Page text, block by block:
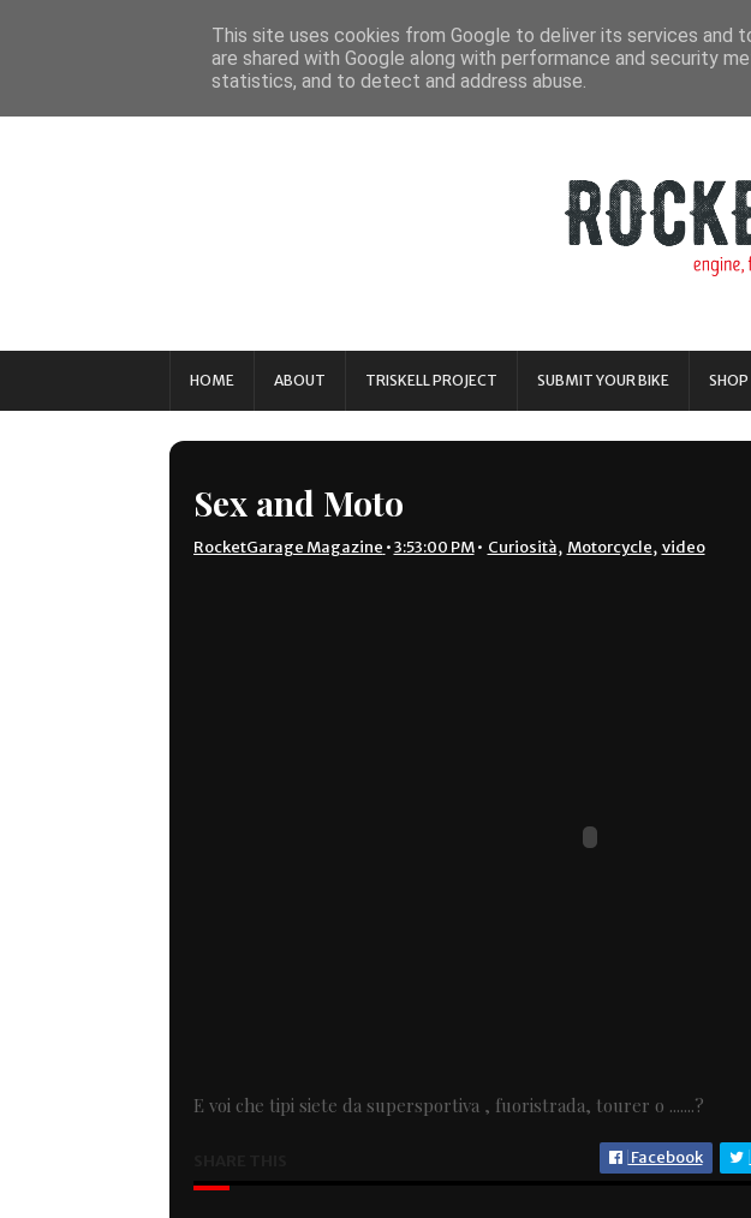
HOME ABOUT TRISKELL PROJECT SUBMIT YOUR BIKE SHOP
Sex and Moto
RocketGarage Magazine •3:53:00 PM • Curiosità, Motorcycle, video
E voi che tipi siete da supersportiva , fuoristrada, tourer o .......?
Facebook
This site uses cookies from Google to deliver its services and
are shared with Google along with performance and security
statistics, and to detect and address abuse.